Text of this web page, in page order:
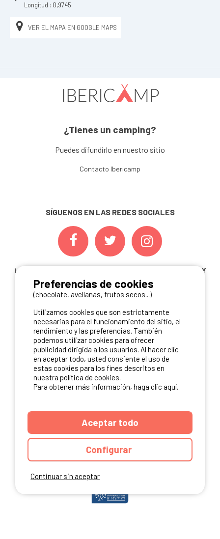
Longitud : 0,9745
VER EL MAPA EN GOOGLE MAPS
¿Tienes un camping?
Puedes difundirlo en nuestro sitio
Contacto Ibericamp
SÍGUENOS EN LAS REDES SOCIALES
¡ Y NO TE PIERDAS NUESTRAS
OFERTAS, CONCURSOS Y
NOVEDADESINSCRIBIÉNDOTE A NUESTRA
NEWSLETTER!
ME INSCRIBO
NUESTROS PARTNERS
Continuar sin aceptar
Preferencias de cookies
(chocolate, avellanas, frutos secos...)
Utilizamos cookies que son estrictamente
necesarias para el funcionamiento del sitio, el
rendimiento y las preferencias. También
podemos utilizar cookies para ofrecer
publicidad dirigida a los usuarios. Al hacer clic
en aceptar todo, usted consiente el uso de
estas cookies para los fines descritos en
nuestra política de cookies.
Para obtener más información, haga clic aquí.
Aceptar todo
Configurar